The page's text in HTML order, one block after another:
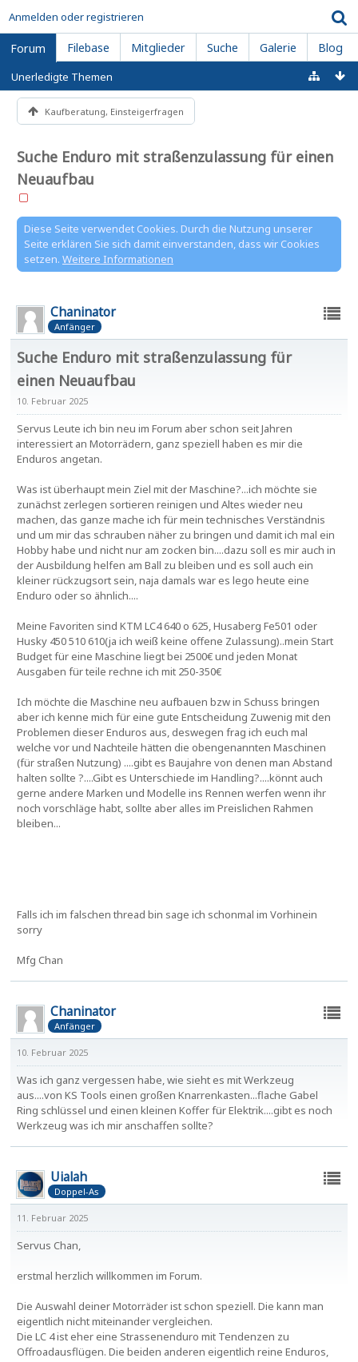
Anmelden oder registrieren
Forum Filebase Mitglieder Suche Galerie Blog
Unerledigte Themen
Kaufberatung, Einsteigerfragen
Suche Enduro mit straßenzulassung für einen
Neuaufbau
Diese Seite verwendet Cookies. Durch die Nutzung unserer
Seite erklären Sie sich damit einverstanden, dass wir Cookies
setzen. Weitere Informationen
Chaninator
Anfänger
Suche Enduro mit straßenzulassung für
einen Neuaufbau
10. Februar 2025
Servus Leute ich bin neu im Forum aber schon seit Jahren
interessiert an Motorrädern, ganz speziell haben es mir die
Enduros angetan.
Was ist überhaupt mein Ziel mit der Maschine?...ich möchte sie
zunächst zerlegen sortieren reinigen und Altes wieder neu
machen, das ganze mache ich für mein technisches Verständnis
und um mir das schrauben näher zu bringen und damit ich mal ein
Hobby habe und nicht nur am zocken bin....dazu soll es mir auch in
der Ausbildung helfen am Ball zu bleiben und es soll auch ein
kleiner rückzugsort sein, naja damals war es lego heute eine
Enduro oder so ähnlich....
Meine Favoriten sind KTM LC4 640 o 625, Husaberg Fe501 oder
Husky 450 510 610(ja ich weiß keine offene Zulassung)..mein Start
Budget für eine Maschine liegt bei 2500€ und jeden Monat
Ausgaben für teile rechne ich mit 250-350€
Ich möchte die Maschine neu aufbauen bzw in Schuss bringen
aber ich kenne mich für eine gute Entscheidung Zuwenig mit den
Problemen dieser Enduros aus, deswegen frag ich euch mal
welche vor und Nachteile hätten die obengenannten Maschinen
(für straßen Nutzung) ....gibt es Baujahre von denen man Abstand
halten sollte ?....Gibt es Unterschiede im Handling?....könnt auch
gerne andere Marken und Modelle ins Rennen werfen wenn ihr
noch vorschläge habt, sollte aber alles im Preislichen Rahmen
bleiben...
Falls ich im falschen thread bin sage ich schonmal im Vorhinein
sorry
Mfg Chan
Chaninator
Anfänger
10. Februar 2025
Was ich ganz vergessen habe, wie sieht es mit Werkzeug
aus....von KS Tools einen großen Knarrenkasten...flache Gabel
Ring schlüssel und einen kleinen Koffer für Elektrik....gibt es noch
Werkzeug was ich mir anschaffen sollte?
Uialah
Doppel-As
11. Februar 2025
Servus Chan,
erstmal herzlich willkommen im Forum.
Die Auswahl deiner Motorräder ist schon speziell. Die kann man
eigentlich nicht miteinander vergleichen.
Die LC 4 ist eher eine Strassenenduro mit Tendenzen zu
Offroadausflügen. Die beiden anderen eigentlich reine Enduros,